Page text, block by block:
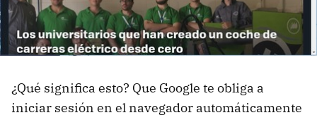
¿Qué significa esto? Que Google te obliga a
iniciar sesión en el navegador automáticamente